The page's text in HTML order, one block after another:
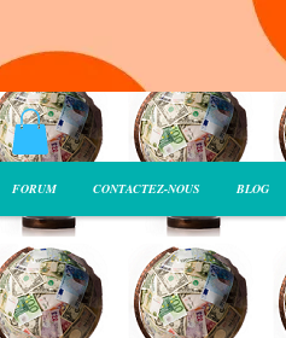
FORUM CONTACTEZ-NOUS BLOG